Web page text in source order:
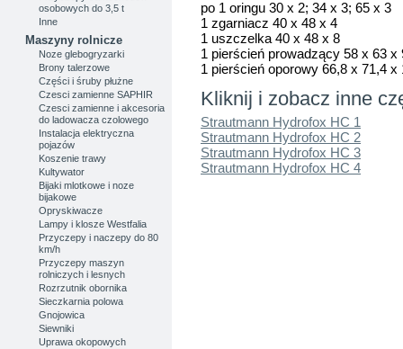
osobowych do 3,5 t
Inne
Maszyny rolnicze
Noze glebogryzarki
Brony talerzowe
Części i śruby płużne
Czesci zamienne SAPHIR
Czesci zamienne i akcesoria
do ladowacza czolowego
Instalacja elektryczna
pojazów
Koszenie trawy
Kultywator
Bijaki mlotkowe i noze
bijakowe
Opryskiwacze
Lampy i klosze Westfalia
Przyczepy i naczepy do 80
km/h
Przyczepy maszyn
rolniczych i lesnych
Rozrzutnik obornika
Sieczkarnia polowa
Gnojowica
Siewniki
Uprawa okopowych
po 1 oringu 30 x 2; 34 x 3; 65 x 3
1 zgarniacz 40 x 48 x 4
1 uszczelka 40 x 48 x 8
1 pierścień prowadzący 58 x 63 x
1 pierścień oporowy 66,8 x 71,4 x
Kliknij i zobacz inne
Strautmann Hydrofox HC 1
Strautmann Hydrofox HC 2
Strautmann Hydrofox HC 3
Strautmann Hydrofox HC 4